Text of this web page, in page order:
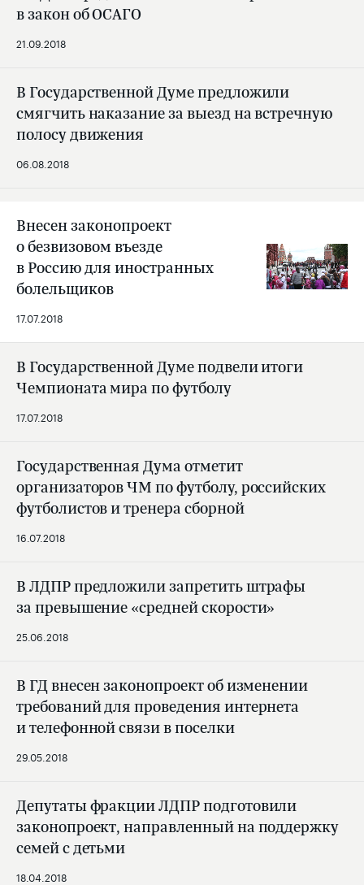
21.09.2018
в закон об ОСАГО
06.08.2018
В Государственной Думе предложили
смягчить наказание за выезд на встречную
полосу движения
Внесен законопроект
о безвизовом въезде
в Россию для иностранных
болельщиков
17.07.2018
17.07.2018
В Государственной Думе подвели итоги
Чемпионата мира по футболу
16.07.2018
Государственная Дума отметит
организаторов ЧМ по футболу, российских
футболистов и тренера сборной
25.06.2018
В ЛДПР предложили запретить штрафы
за превышение «средней скорости»
29.05.2018
В ГД внесен законопроект об изменении
требований для проведения интернета
и телефонной связи в поселки
18.04.2018
Депутаты фракции ЛДПР подготовили
законопроект, направленный на поддержку
семей с детьми